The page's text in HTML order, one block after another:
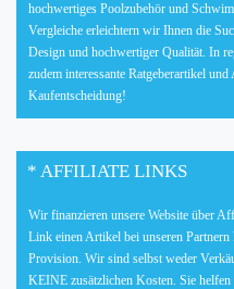
hochwertiges Poolzubehör und
Vergleiche erleichtern wir Ihnen die
Design und hochwertiger Qualität. In
zudem interessante Ratgeberartikel
Kaufentscheidung!
* AFFILIATE LINKS
Wir finanzieren unsere Website über
Link einen Artikel bei unseren
Provision. Wir sind selbst weder
KEINE zusätzlichen Kosten. Sie